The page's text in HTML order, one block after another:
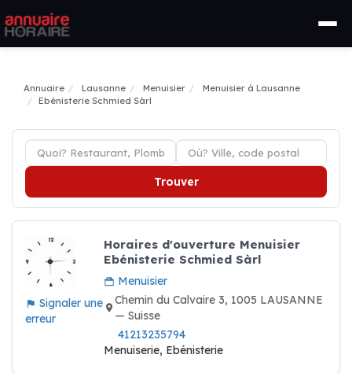
Annuaire Lausanne Menuisier
Menuisier à Lausanne
Ebénisterie Schmied Sàrl
Trouver
Signaler une
erreur
Horaires d'ouverture Menuisier
Ebénisterie Schmied Sàrl
Menuisier
Chemin du Calvaire 3, 1005 LAUSANNE
— Suisse
41213235794
Menuiserie, Ebénisterie